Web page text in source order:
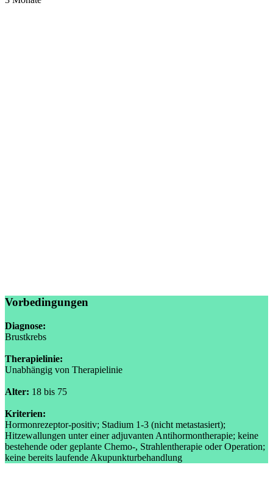
Vorbedingungen
Diagnose:
Brustkrebs
Therapielinie:
Unabhängig von Therapielinie
Alter: 18 bis 75
Kriterien:
Hormonrezeptor-positiv; Stadium 1-3 (nicht metastasiert);
Hitzewallungen unter einer adjuvanten Antihormontherapie; keine
bestehende oder geplante Chemo-, Strahlentherapie oder Operation;
keine bereits laufende Akupunkturbehandlung